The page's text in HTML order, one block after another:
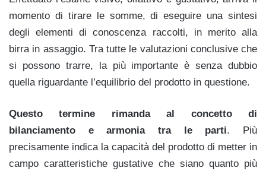
momento di tirare le somme, di eseguire una sintesi
degli elementi di conoscenza raccolti, in merito alla
birra in assaggio. Tra tutte le valutazioni conclusive che
si possono trarre, la più importante è senza dubbio
quella riguardante l’equilibrio del prodotto in questione.
Questo termine rimanda al concetto di
bilanciamento e armonia tra le parti. Più
precisamente indica la capacità del prodotto di metter in
campo caratteristiche gustative che siano quanto più